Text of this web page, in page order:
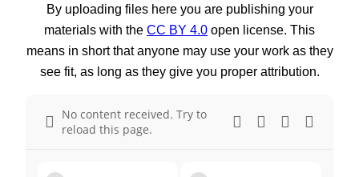
By uploading files here you are publishing your
materials with the CC BY 4.0 open license. This
means in short that anyone may use your work as they
see fit, as long as they give you proper attribution.
No content received. Try to
reload this page.